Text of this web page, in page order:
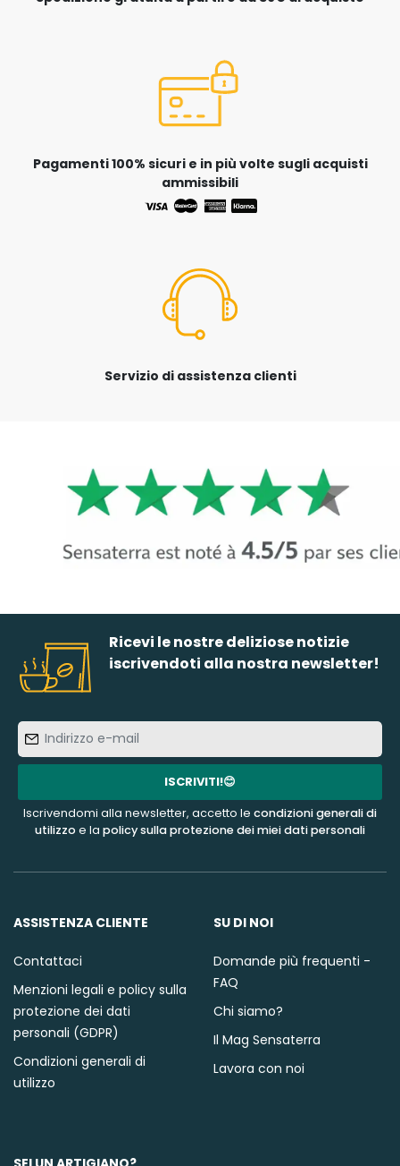
Pagamenti 100% sicuri e in più volte sugli acquisti
ammissibili
Servizio di assistenza clienti
Ricevi le nostre deliziose notizie
iscrivendoti alla nostra newsletter!
e-
mail
ISCRIVITI!😊
Iscrivendomi alla newsletter, accetto le condizioni generali di
utilizzoe la policy sulla protezione dei miei dati personali
ASSISTENZA CLIENTE
Contattaci
Menzioni legali e policy sulla
protezione dei dati
personali (GDPR)
Condizioni generali di
utilizzo
SU DI NOI
Domande più frequenti -
FAQ
Chi siamo?
Il Mag Sensaterra
Lavora con noi